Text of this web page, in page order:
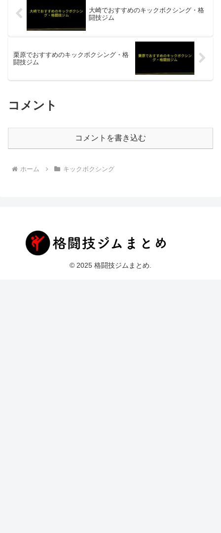
大崎でおすすめのキックボクシング・格
闘技ジム
栗原でおすすめのキックボクシング・格
闘技ジム
コメント
コメントを書き込む
ホーム キックボクシング
© 2025 格闘技ジムまとめ.